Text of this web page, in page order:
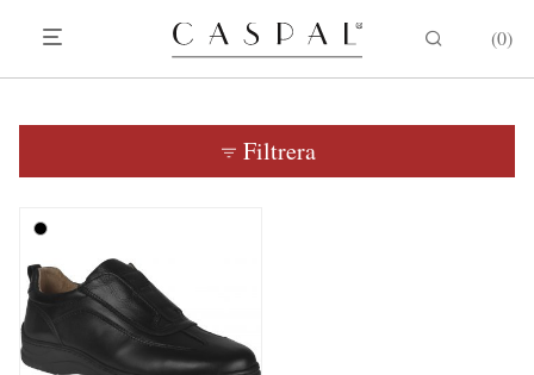
0
Filtrera